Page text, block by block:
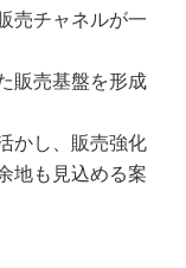
売チャネルが一
販売基盤を形成
かし、販売強化
地も見込める案